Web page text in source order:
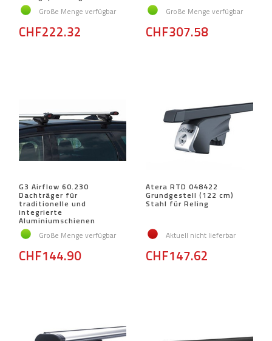
Große Menge verfügbar
CHF222.32
Große Menge verfügbar
CHF307.58
G3 Airflow 60.230
Dachträger für
traditionelle und
integrierte
Aluminiumschienen
Große Menge verfügbar
CHF144.90
Atera RTD 048422
Grundgestell (122 cm)
Stahl für Reling
Aktuell nicht lieferbar
CHF147.62